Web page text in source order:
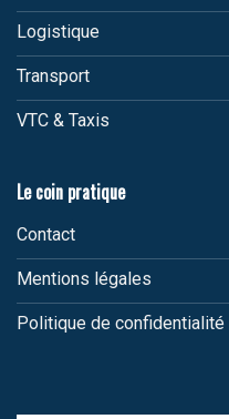
Logistique
Transport
VTC & Taxis
Le coin pratique
Contact
Mentions légales
Politique de confidentialité